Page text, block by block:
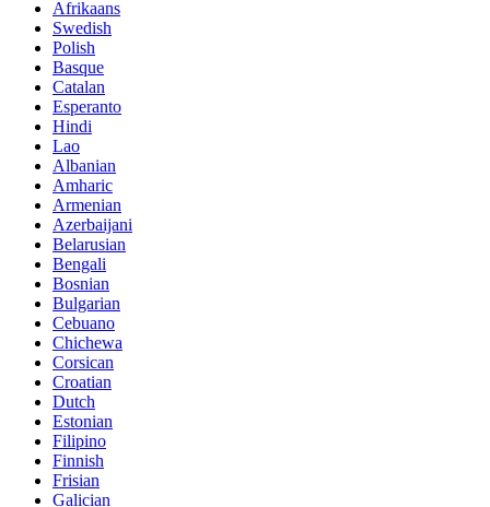
Afrikaans
Swedish
Polish
Basque
Catalan
Esperanto
Hindi
Lao
Albanian
Amharic
Armenian
Azerbaijani
Belarusian
Bengali
Bosnian
Bulgarian
Cebuano
Chichewa
Corsican
Croatian
Dutch
Estonian
Filipino
Finnish
Frisian
Galician